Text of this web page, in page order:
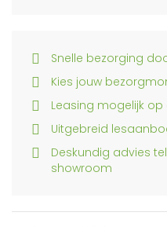
Snelle bezorging
Kies jouw
Leasing mogelijk
Uitgebreid
Deskundig advies
showroom